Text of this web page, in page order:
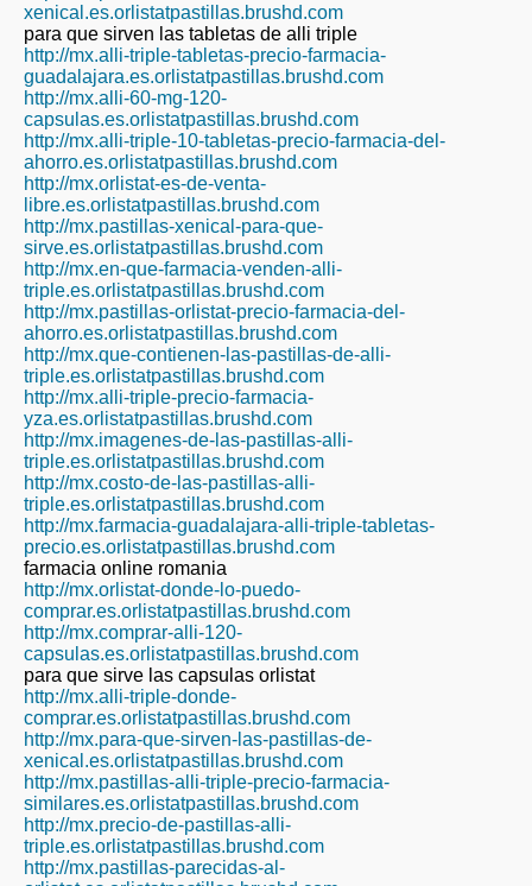
xenical.es.orlistatpastillas.brushd.com
para que sirven las tabletas de alli triple
http://mx.alli-triple-tabletas-precio-farmacia-
guadalajara.es.orlistatpastillas.brushd.com
http://mx.alli-60-mg-120-
capsulas.es.orlistatpastillas.brushd.com
http://mx.alli-triple-10-tabletas-precio-farmacia-del-
ahorro.es.orlistatpastillas.brushd.com
http://mx.orlistat-es-de-venta-
libre.es.orlistatpastillas.brushd.com
http://mx.pastillas-xenical-para-que-
sirve.es.orlistatpastillas.brushd.com
http://mx.en-que-farmacia-venden-alli-
triple.es.orlistatpastillas.brushd.com
http://mx.pastillas-orlistat-precio-farmacia-del-
ahorro.es.orlistatpastillas.brushd.com
http://mx.que-contienen-las-pastillas-de-alli-
triple.es.orlistatpastillas.brushd.com
http://mx.alli-triple-precio-farmacia-
yza.es.orlistatpastillas.brushd.com
http://mx.imagenes-de-las-pastillas-alli-
triple.es.orlistatpastillas.brushd.com
http://mx.costo-de-las-pastillas-alli-
triple.es.orlistatpastillas.brushd.com
http://mx.farmacia-guadalajara-alli-triple-tabletas-
precio.es.orlistatpastillas.brushd.com
farmacia online romania
http://mx.orlistat-donde-lo-puedo-
comprar.es.orlistatpastillas.brushd.com
http://mx.comprar-alli-120-
capsulas.es.orlistatpastillas.brushd.com
para que sirve las capsulas orlistat
http://mx.alli-triple-donde-
comprar.es.orlistatpastillas.brushd.com
http://mx.para-que-sirven-las-pastillas-de-
xenical.es.orlistatpastillas.brushd.com
http://mx.pastillas-alli-triple-precio-farmacia-
similares.es.orlistatpastillas.brushd.com
http://mx.precio-de-pastillas-alli-
triple.es.orlistatpastillas.brushd.com
http://mx.pastillas-parecidas-al-